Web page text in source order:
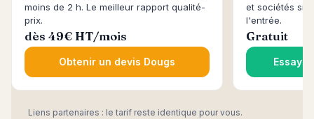
moins de 2 h. Le meilleur rapport qualité-
prix.
dès 49€ HT/mois
Obtenir un devis Dougs
et sociétés
l'entrée.
Gratuit
Liens partenaires : le tarif reste identique pour vous.